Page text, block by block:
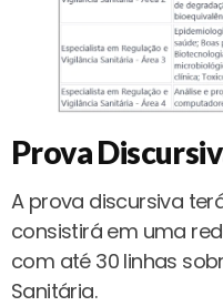
Prova
A prova discursiva
consistirá em uma
com até 30 linhas
Sanitária.